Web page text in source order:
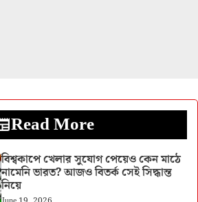
Read More
বিশ্বকাপে খেলার সুযোগ পেয়েও কেন মাঠে
নামেনি ভারত? আজও বিতর্ক সেই সিদ্ধান্ত
নিয়ে